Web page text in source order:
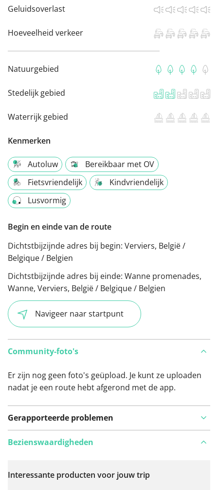
Geluidsoverlast
Hoeveelheid verkeer
Natuurgebied
Stedelijk gebied
Waterrijk gebied
Kenmerken
Autoluw
Bereikbaar met OV
Fietsvriendelijk
Kindvriendelijk
Lusvormig
Begin en einde van de route
Dichtstbijzijnde adres bij begin: Verviers, België /
Belgique / Belgien
Dichtstbijzijnde adres bij einde: Wanne promenades,
Wanne, Verviers, België / Belgique / Belgien
Navigeer naar startpunt
Community-foto's
Er zijn nog geen foto's geüpload. Je kunt ze uploaden
nadat je een route hebt afgerond met de app.
Gerapporteerde problemen
Bekijk op kaart
Bezienswaardigheden
Interessante producten voor jouw trip